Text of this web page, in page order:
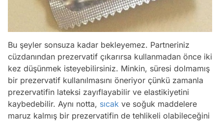
Bu şeyler sonsuza kadar bekleyemez. Partneriniz
cüzdanından prezervatif çıkarırsa kullanmadan önce iki
kez düşünmek isteyebilirsiniz. Minkin, süresi dolmamış
bir prezervatif kullanılmasını öneriyor çünkü zamanla
prezervatifin lateksi zayıflayabilir ve elastikiyetini
kaybedebilir. Aynı notta, sıcak ve soğuk maddelere
maruz kalmış bir prezervatifin de tehlikeli olabileceğini